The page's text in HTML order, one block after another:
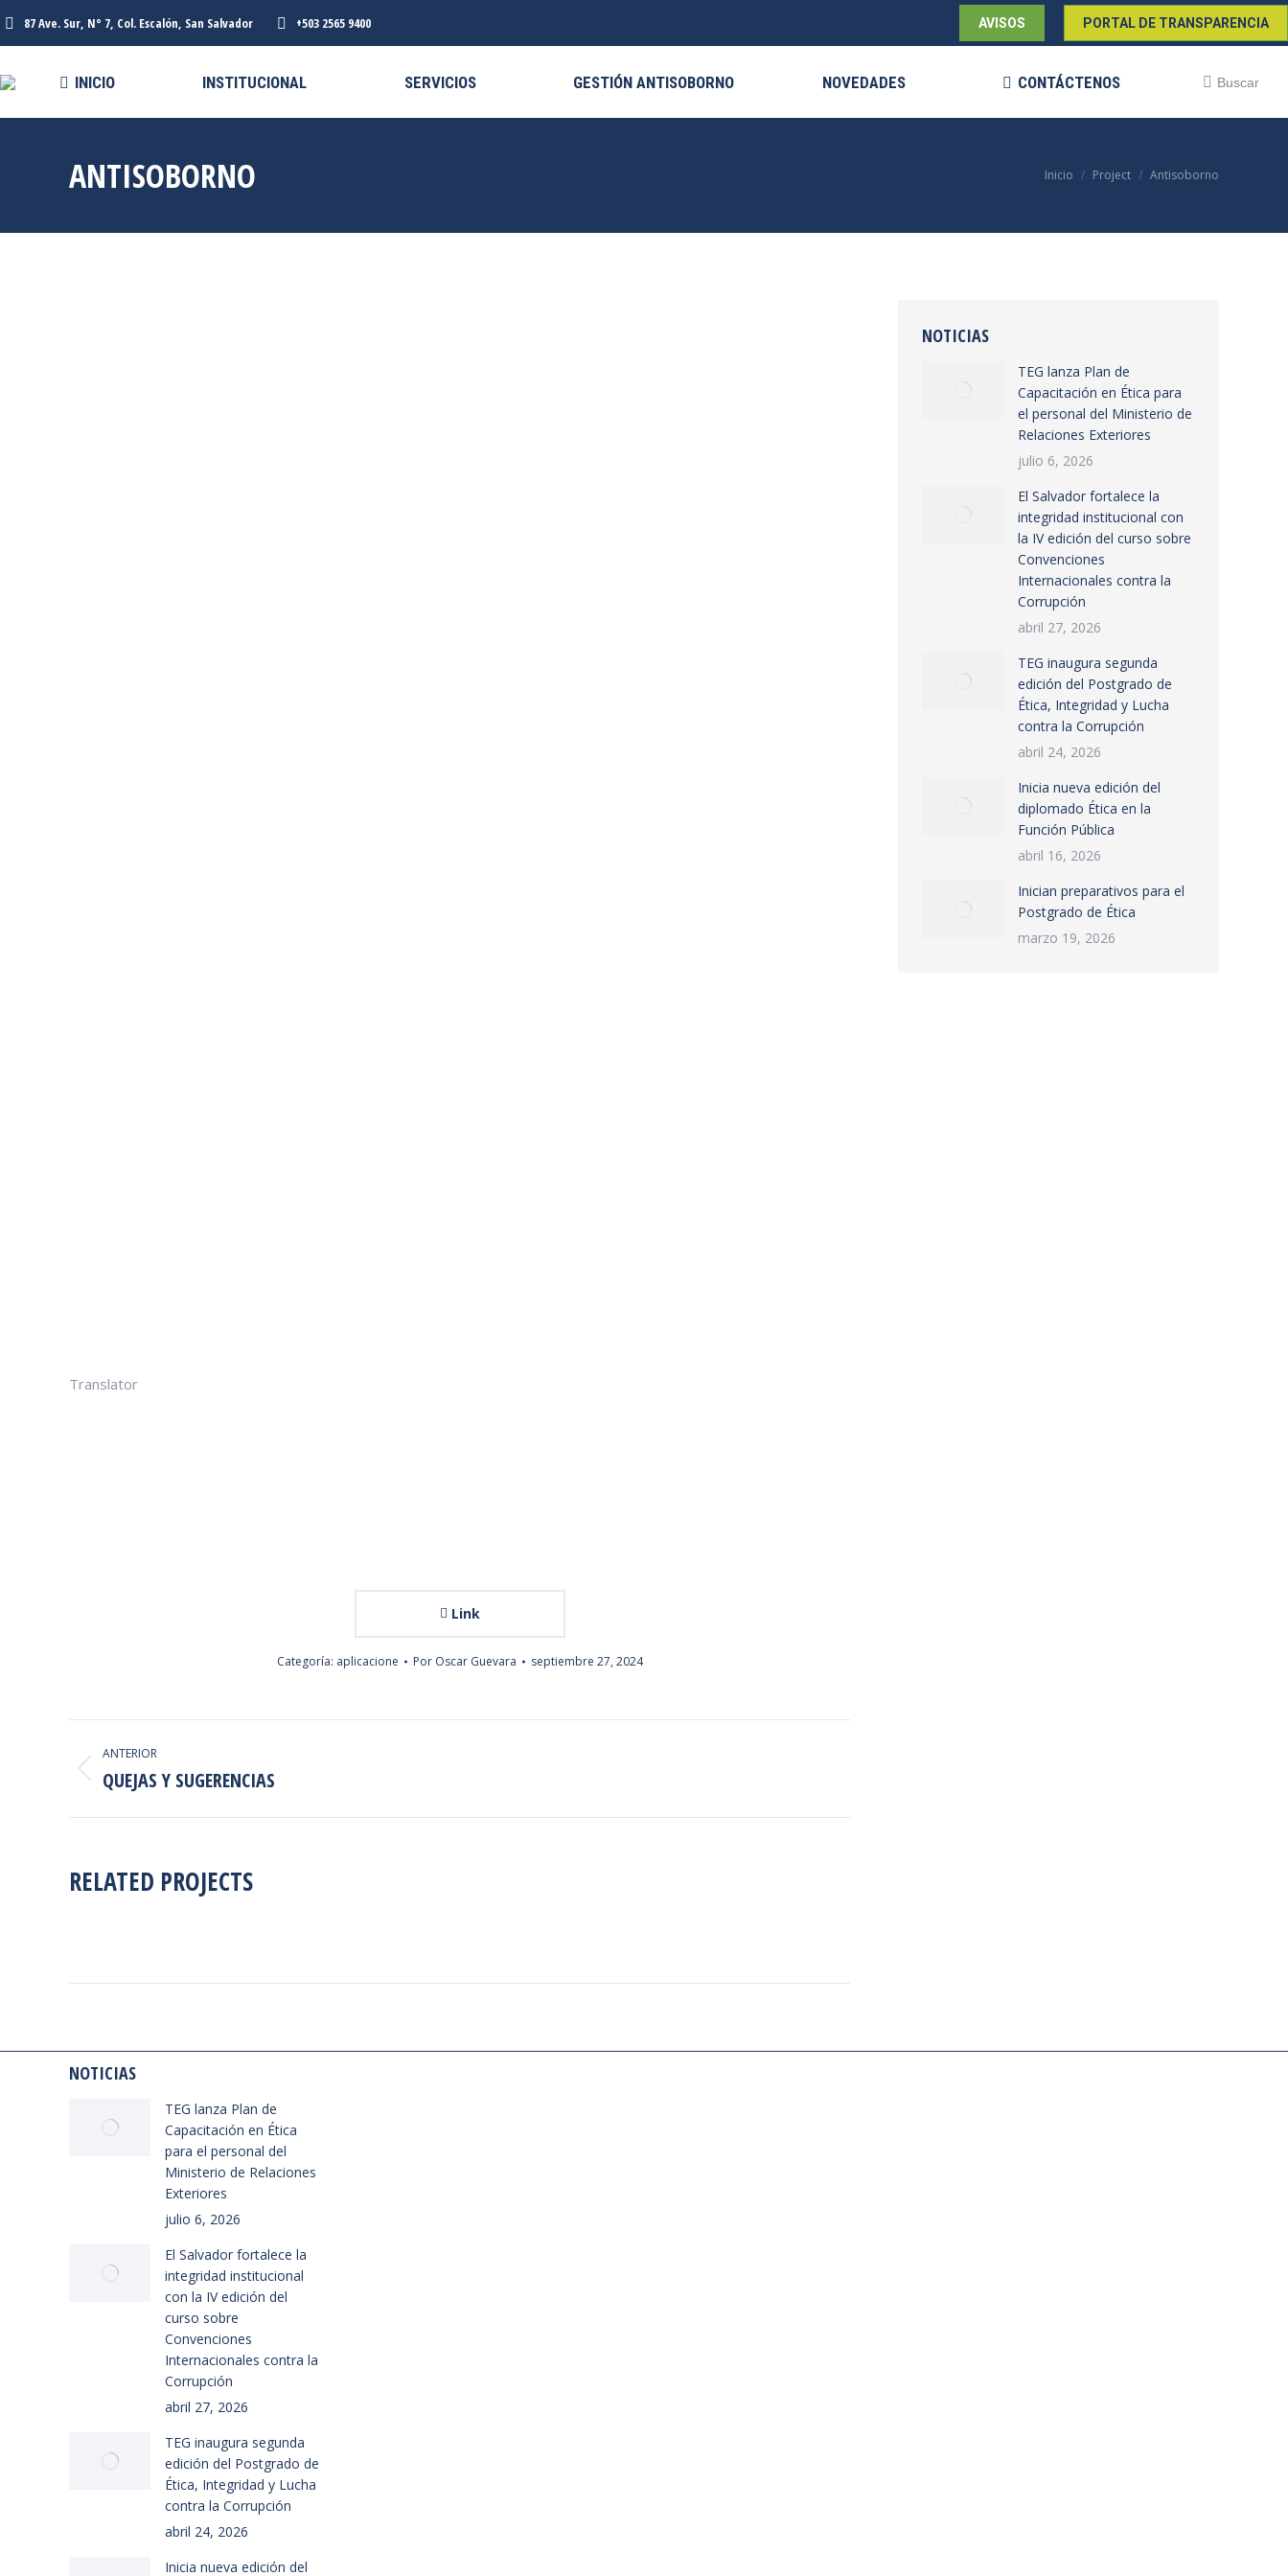
87 Ave. Sur, N° 7, Col. Escalón, San Salvador +503 2565 9400 AVISOS PORTAL DE TRANSPARENCIA
INICIO INSTITUCIONAL SERVICIOS GESTIÓN ANTISOBORNO NOVEDADES CONTÁCTENOS Buscar:
Buscar
ANTISOBORNO Estás aquí:
Inicio Project Antisoborno
Translator
Link
Categoría: aplicacione Por Oscar Guevara septiembre 27, 2024
NAVEGACIÓN
ENTRE
PROYECTOS
ANTERIOR
Proyecto
QUEJAS Y SUGERENCIAS
RELATED PROJECTS
NOTICIAS
TEG lanza Plan de
Capacitación en Ética para
el personal del Ministerio de
Relaciones Exteriores
julio 6, 2026
El Salvador fortalece la
integridad institucional con
la IV edición del curso sobre
Convenciones
Internacionales contra la
Corrupción
abril 27, 2026
TEG inaugura segunda
edición del Postgrado de
Ética, Integridad y Lucha
contra la Corrupción
abril 24, 2026
Inicia nueva edición del
diplomado Ética en la
Función Pública
abril 16, 2026
Inician preparativos para el
Postgrado de Ética
marzo 19, 2026
NOTICIAS
TEG lanza Plan de
Capacitación en Ética
para el personal del
Ministerio de Relaciones
Exteriores
julio 6, 2026
El Salvador fortalece la
integridad institucional
con la IV edición del
curso sobre
Convenciones
Internacionales contra la
Corrupción
abril 27, 2026
TEG inaugura segunda
edición del Postgrado de
Ética, Integridad y Lucha
contra la Corrupción
abril 24, 2026
Inicia nueva edición del